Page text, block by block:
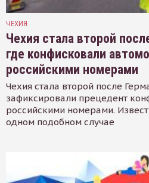
ЧЕХИЯ
Чехия стала второй
где конфисковали
российскими номерами
Чехия стала второй после
зафиксировали прецедент
российскими номерами.
одном подобном случае